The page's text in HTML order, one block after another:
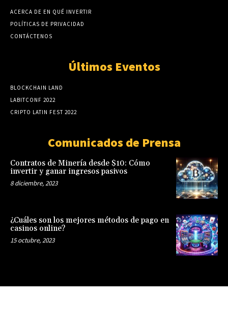
ACERCA DE EN QUÉ INVERTIR
POLÍTICAS DE PRIVACIDAD
CONTÁCTENOS
Últimos Eventos
BLOCKCHAIN LAND
LABITCONF 2022
CRIPTO LATIN FEST 2022
Comunicados de Prensa
Contratos de Minería desde $10: Cómo
invertir y ganar ingresos pasivos
8 diciembre, 2023
¿Cuáles son los mejores métodos de pago en
casinos online?
15 octubre, 2023